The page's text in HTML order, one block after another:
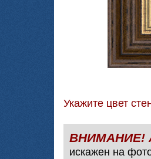
Укажите цвет
искажен на